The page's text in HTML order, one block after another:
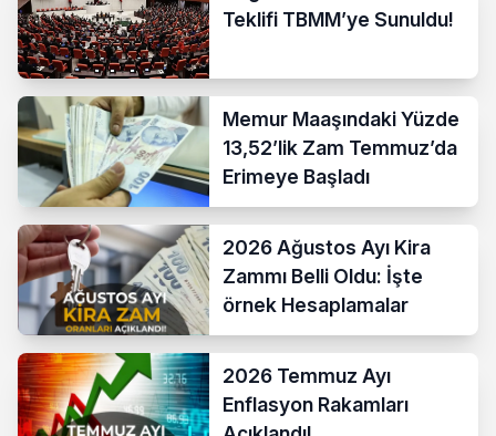
Teklifi TBMM’ye Sunuldu!
Memur Maaşındaki Yüzde
13,52’lik Zam Temmuz’da
Erimeye Başladı
2026 Ağustos Ayı Kira
Zammı Belli Oldu: İşte
örnek Hesaplamalar
2026 Temmuz Ayı
Enflasyon Rakamları